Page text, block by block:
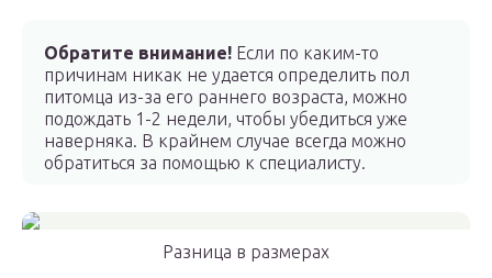
Обратите внимание! Если по каким-то
причинам никак не удается определить пол
питомца из-за его раннего возраста, можно
подождать 1-2 недели, чтобы убедиться уже
наверняка. В крайнем случае всегда можно
обратиться за помощью к специалисту.
Разница в размерах